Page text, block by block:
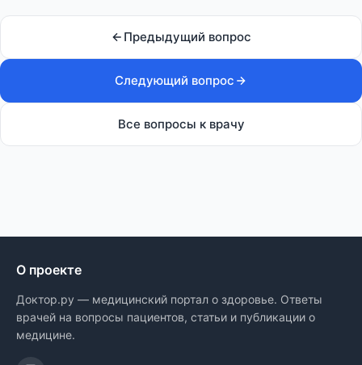
Предыдущий вопрос
Следующий вопрос
Все вопросы к врачу
О проекте
Доктор.ру — медицинский портал о здоровье. Ответы
врачей на вопросы пациентов, статьи и публикации о
медицине.